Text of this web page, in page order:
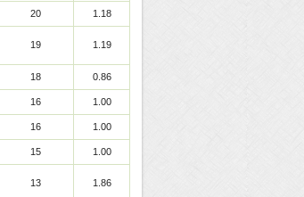
20 1.18
19 1.19
18 0.86
16 1.00
16 1.00
15 1.00
13 1.86